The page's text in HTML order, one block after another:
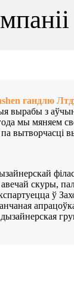
гандлю Лтд
вырабы з
мы мяняем
вытворчасці
авечай скуры,
ў